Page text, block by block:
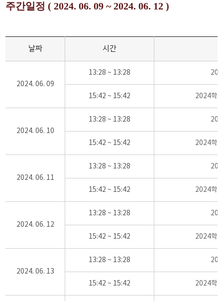
주간일정 ( 2024. 06. 09 ~ 2024. 06. 12 )
날짜 시간
2024. 06. 09
13:28 ~ 13:28
15:42 ~ 15:42 2024학
2024. 06. 10
13:28 ~ 13:28
15:42 ~ 15:42 2024학
2024. 06. 11
13:28 ~ 13:28
15:42 ~ 15:42 2024학
2024. 06. 12
13:28 ~ 13:28
15:42 ~ 15:42 2024학
2024. 06. 13
13:28 ~ 13:28
15:42 ~ 15:42 2024학